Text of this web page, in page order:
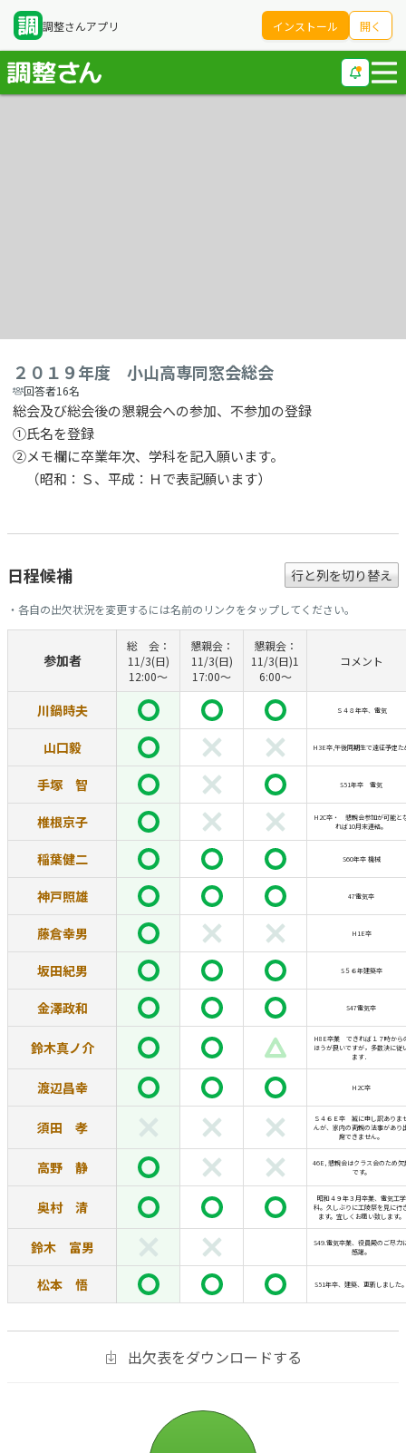
調整さんアプリ インストール 開く
２０１９年度 小山高専同窓会総会
回答者16名
総会及び総会後の懇親会への参加、不参加の登録
①氏名を登録
②メモ欄に卒業年次、学科を記入願います。
（昭和：Ｓ、平成：Ｈで表記願います）
日程候補 行と列を切り替え
・各自の出欠状況を変更するには名前のリンクをタップしてください。
参加者
総 会：
11/3(日)
12:00〜
懇親会：
11/3(日)
17:00〜
懇親会：
11/3(日)1
6:00～
コメント
川鍋時夫 Ｓ４８年卒、電気
山口毅 H3E卒,午後同期生で遠征予定た
手塚 智 S51年卒 電気
椎根京子
H2C卒・ 懇親会参加が可能と
れば10月末連絡。
稲葉健二 S60年卒 機械
神戸照雄 47電気卒
藤倉幸男 H1E卒
坂田紀男 S５６年建築卒
金澤政和 S47電気卒
鈴木真ノ介
H8E卒業 できれば１７時から
ほうが良いですが，多数決に従
ます．
渡辺昌幸 H2C卒
須田 孝
Ｓ４６Ｅ卒 誠に申し訳ありま
んが、家内の両親の法事があり
席できません。
高野 静
46E, 懇親会はクラス会のため欠
です。
奥村 清
昭和４９年３月卒業、電気工学
科。久しぶりに工陵祭を見に行
ます。宜しくお願い致します。
鈴木 富男
S49.電気卒業、役員殿のご尽力
感謝。
松本 悟 S51年卒、建築、更新しました
出欠表をダウンロードする